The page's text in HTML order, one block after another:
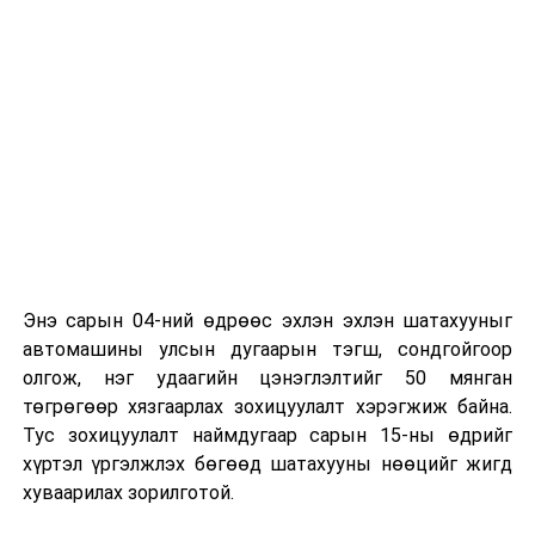
Энэ сарын 04-ний өдрөөс эхлэн эхлэн шатахууныг
автомашины улсын дугаарын тэгш, сондгойгоор
олгож, нэг удаагийн цэнэглэлтийг 50 мянган
төгрөгөөр хязгаарлах зохицуулалт хэрэгжиж байна.
Тус зохицуулалт наймдугаар сарын 15-ны өдрийг
хүртэл үргэлжлэх бөгөөд шатахууны нөөцийг жигд
хуваарилах зорилготой.